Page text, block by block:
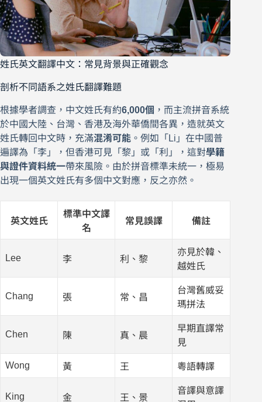
姓氏英文翻譯中文：常見背景與正確觀念
剖析不同語系之姓氏翻譯難題
根據學者調查，中文姓氏有約6,000個 ，而主流拼音系統
於中國大陸、台灣、香港及海外華僑間各異，造就英文
姓氏轉回中文時，充滿混淆可能 。例如「Li」在中國普
遍譯為「李」，但香港可見「黎」或「利」，這對學籍
與證件資料統一帶來風險。由於拼音標準未統一，極易
出現一個英文姓氏有多個中文對應，反之亦然。
英文姓氏
標準中文譯
名
常見誤譯 備註
Lee 李 利、黎
亦見於韓、
越姓氏
Chang 張 常、昌
台灣舊威妥
瑪拼法
Chen 陳 真、晨
早期直譯常
見
Wong 黃 王 粵語轉譯
King 金 王、景
音譯與意譯